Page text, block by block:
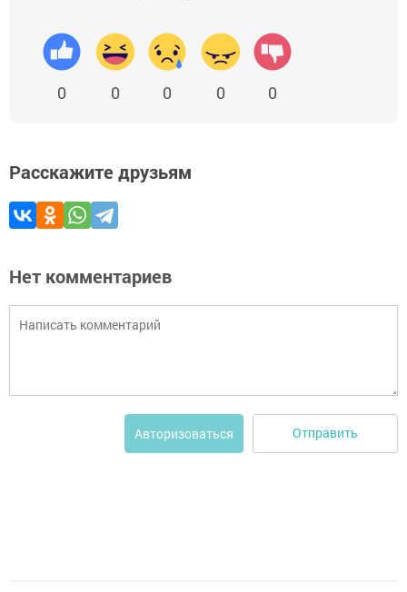
0 0 0 0 0
Расскажите друзьям
Нет комментариев
Авторизоваться Отправить